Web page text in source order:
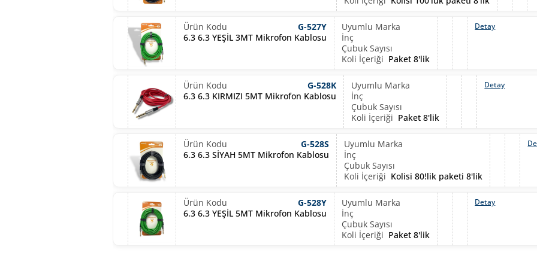
G-527Y
6.3 6.3 YEŞİL 3MT Mikrofon Kablosu
Paket 8'lik
Detay
G-528K
6.3 6.3 KIRMIZI 5MT Mikrofon Kablosu
Paket 8'lik
Detay
G-528S
6.3 6.3 SİYAH 5MT Mikrofon Kablosu
Kolisi 80!lik paketi 8'lik
G-528Y
6.3 6.3 YEŞİL 5MT Mikrofon Kablosu
Paket 8'lik
Detay